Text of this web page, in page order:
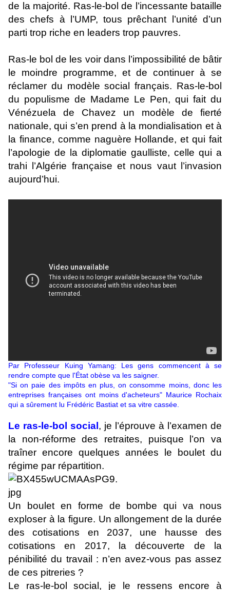
de la majorité. Ras-le-bol de l’incessante bataille
des chefs à l’UMP, tous prêchant l’unité d’un
parti trop riche en leaders trop pauvres.
Ras-le bol de les voir dans l’impossibilité de bâtir
le moindre programme, et de continuer à se
réclamer du modèle social français. Ras-le-bol
du populisme de Madame Le Pen, qui fait du
Vénézuela de Chavez un modèle de fierté
nationale, qui s’en prend à la mondialisation et à
la finance, comme naguère Hollande, et qui fait
l’apologie de la diplomatie gaulliste, celle qui a
trahi l’Algérie française et nous vaut l’invasion
aujourd’hui.
Par Professeur Kuing Yamang: Les gens commencent à se
rendre compte que l'État obèse va les saigner.
"Si on paie des impôts en plus, on consomme moins, donc les
entreprises françaises ont moins d'acheteurs" Maurice Rochaix
qui a sûrement lu Frédéric Bastiat et sa vitre cassée.
Le ras-le-bol social , je l’éprouve à l’examen de
la non-réforme des retraites, puisque l’on va
traîner encore quelques années le boulet du
régime par répartition.
Un boulet en forme de bombe qui va nous
exploser à la figure. Un allongement de la durée
des cotisations en 2037, une hausse des
cotisations en 2017, la découverte de la
pénibilité du travail : n’en avez-vous pas assez
de ces pitreries ?
Le ras-le-bol social, je le ressens encore à